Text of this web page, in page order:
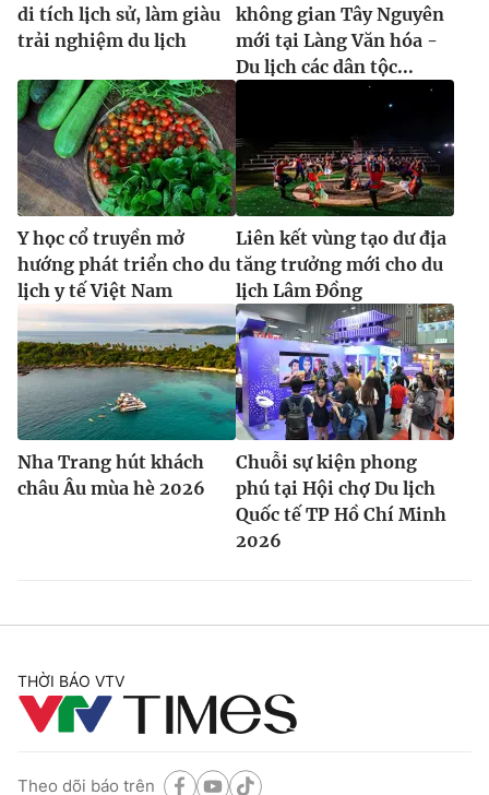
di tích lịch sử, làm giàu
trải nghiệm du lịch
không gian Tây Nguyên
mới tại Làng Văn hóa -
Du lịch các dân tộc...
Y học cổ truyền mở
hướng phát triển cho du
lịch y tế Việt Nam
Liên kết vùng tạo dư địa
tăng trưởng mới cho du
lịch Lâm Đồng
Nha Trang hút khách
châu Âu mùa hè 2026
Chuỗi sự kiện phong
phú tại Hội chợ Du lịch
Quốc tế TP Hồ Chí Minh
2026
THỜI BÁO VTV
Theo dõi báo trên